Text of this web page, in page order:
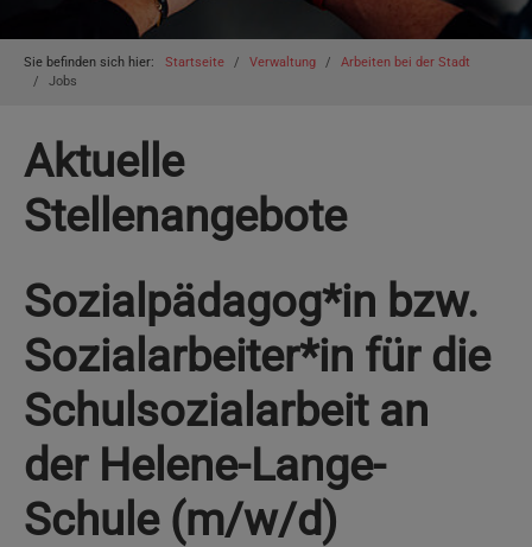
You are here:
Sie befinden sich hier: Startseite Verwaltung
Arbeiten bei der Stadt
Jobs
Aktuelle
Stellenangebote
Sozialpädagog*in bzw.
Sozialarbeiter*in für die
Schulsozialarbeit an
der Helene-Lange-
Schule (m/w/d)